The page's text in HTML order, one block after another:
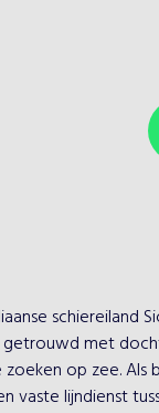
schiereiland
met
op zee.
vaste lijndienst